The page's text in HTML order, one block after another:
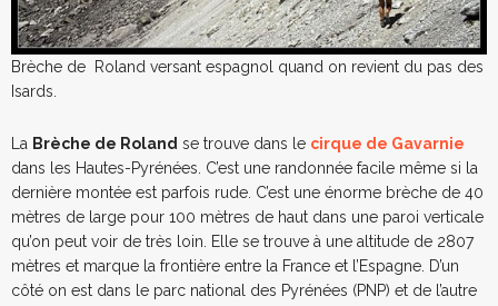
Brèche de Roland versant espagnol quand on revient du pas des
Isards.
La Brèche de Roland se trouve dans le cirque de Gavarnie
dans les Hautes-Pyrénées. C’est une randonnée facile même si la
dernière montée est parfois rude. C’est une énorme brèche de 40
mètres de large pour 100 mètres de haut dans une paroi verticale
qu’on peut voir de très loin. Elle se trouve à une altitude de 2807
mètres et marque la frontière entre la France et l’Espagne. D’un
côté on est dans le parc national des Pyrénées (PNP) et de l’autre